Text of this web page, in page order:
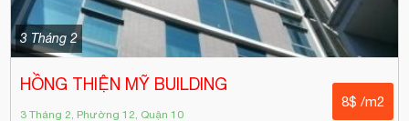
3 Tháng 2
HỒNG THIỆN MỸ BUILDING
3 Tháng 2, Phường 12, Quận 10
8$ /m2